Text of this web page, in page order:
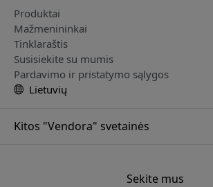
Produktai
Mažmenininkai
Tinklaraštis
Susisiekite su mumis
Pardavimo ir pristatymo sąlygos
Lietuvių
Kitos "Vendora" svetainės
Sekite mus